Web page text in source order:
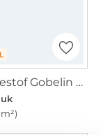
Decoratiestof Gobelin paneel Christmas Cats, 46 x 46 cm